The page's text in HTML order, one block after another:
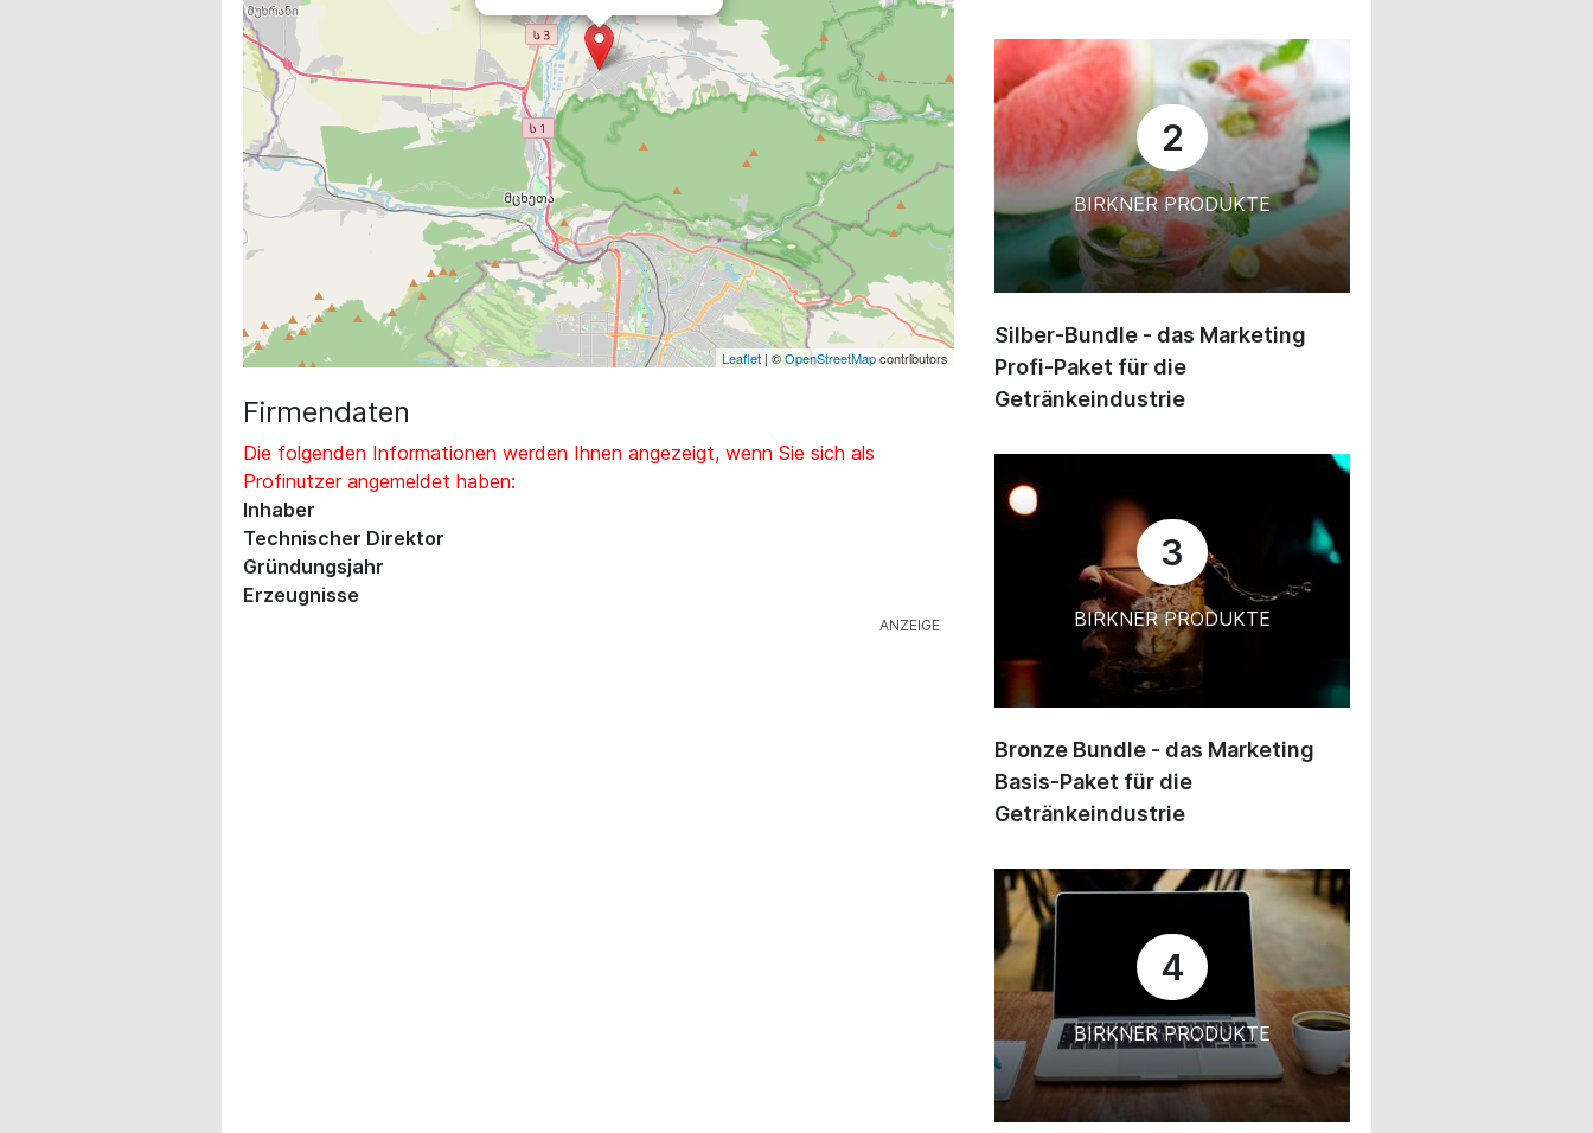
Leaflet | ©OpenStreetMapcontributors
Firmendaten
Die folgenden Informationen werden Ihnen angezeigt, wenn Sie sich als
Profinutzer angemeldet haben:
Inhaber
Technischer Direktor
Gründungsjahr
Erzeugnisse
2
BIRKNER PRODUKTE
Silber-Bundle - das Marketing
Profi-Paket für die
Getränkeindustrie
3
BIRKNER PRODUKTE
Bronze Bundle - das Marketing
Basis-Paket für die
Getränkeindustrie
4
BIRKNER PRODUKTE